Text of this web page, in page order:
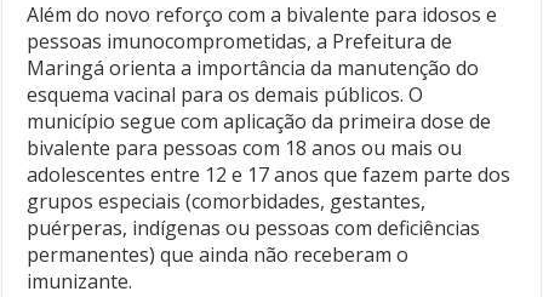
Além do novo reforço com a bivalente para idosos e
pessoas imunocomprometidas, a Prefeitura de
Maringá orienta a importância da manutenção do
esquema vacinal para os demais públicos. O
município segue com aplicação da primeira dose de
bivalente para pessoas com 18 anos ou mais ou
adolescentes entre 12 e 17 anos que fazem parte dos
grupos especiais (comorbidades, gestantes,
puérperas, indígenas ou pessoas com deficiências
permanentes) que ainda não receberam o
imunizante.